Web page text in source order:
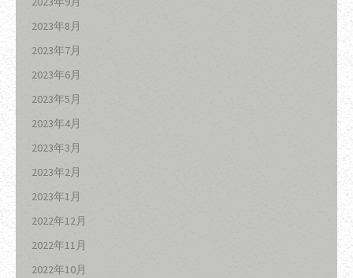
2023年8月
2023年7月
2023年6月
2023年5月
2023年4月
2023年3月
2023年2月
2023年1月
2022年12月
2022年11月
2022年10月